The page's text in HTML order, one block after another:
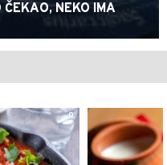
ČEKAO, NEKO IMA
0